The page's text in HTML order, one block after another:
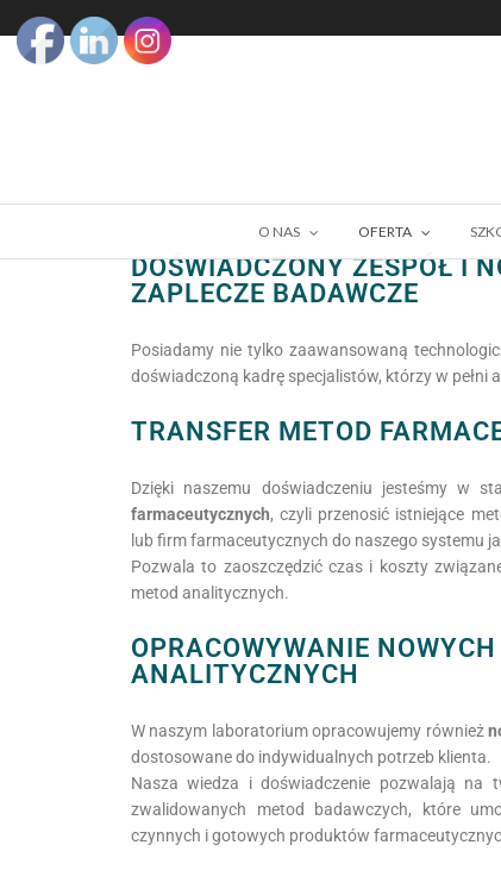
O NAS OFERTA
DOŚWIADCZONY ZESPÓŁ I
ZAPLECZE BADAWCZE
Posiadamy nie tylko zaawansowaną
doświadczoną kadrę specjalistów, którzy w pełni
TRANSFER METOD
Dzięki naszemu doświadczeniu jesteśmy w
farmaceutycznych, czyli przenosić istniejące
lub firm farmaceutycznych do naszego systemu
Pozwala to zaoszczędzić czas i koszty
metod analitycznych.
OPRACOWYWANIE
ANALITYCZNYCH
W naszym laboratorium opracowujemy również
dostosowane do indywidualnych potrzeb klienta.
Nasza wiedza i doświadczenie pozwalają na
zwalidowanych metod badawczych, które
czynnych i gotowych produktów